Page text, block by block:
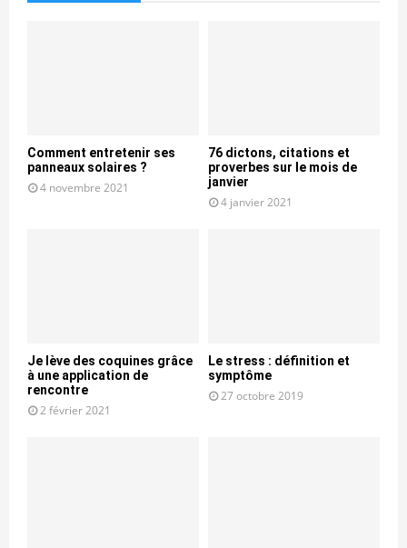
Comment entretenir ses
panneaux solaires ?
4 novembre 2021
76 dictons, citations et
proverbes sur le mois de
janvier
4 janvier 2021
Je lève des coquines grâce
à une application de
rencontre
2 février 2021
Le stress : définition et
symptôme
27 octobre 2019